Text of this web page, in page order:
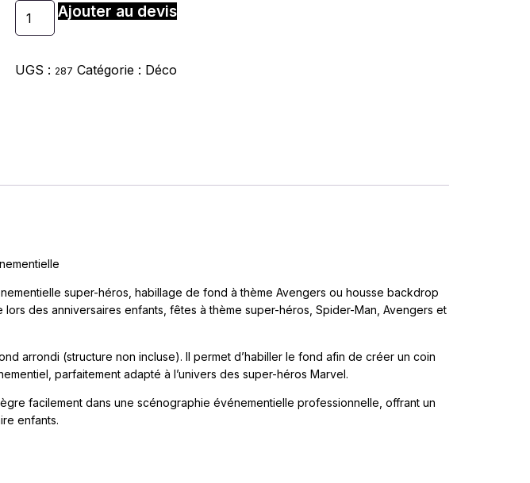
Ajouter au devis
UGS : 287 Catégorie : Déco
super-héros, habillage de fond à thème Avengers ou housse backdrop
des anniversaires enfants, fêtes à thème super-héros, Spider-Man, Avengers et
arrondi (structure non incluse). Il permet d’habiller le fond afin de créer un coin
parfaitement adapté à l’univers des super-héros Marvel.
facilement dans une scénographie événementielle professionnelle, offrant un
enfants.